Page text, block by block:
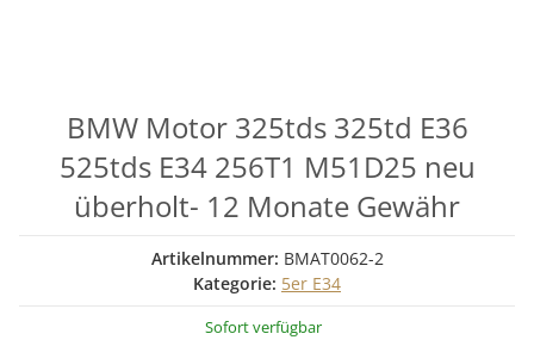
BMW Motor 325tds 325td E36
525tds E34 256T1 M51D25 neu
überholt- 12 Monate Gewähr
Artikelnummer: BMAT0062-2
Kategorie: 5er E34
Sofort verfügbar